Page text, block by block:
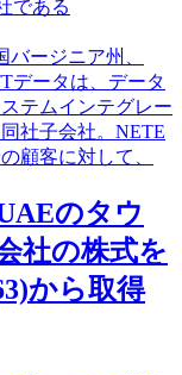
である
ージニア州、
データは、データ
テムインテグレー
社子会社。NETE
顧客に対して、
のタウ
社の株式を
から取得